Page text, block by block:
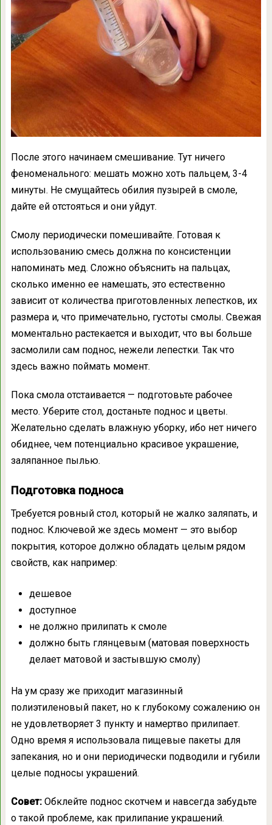
После этого начинаем смешивание. Тут ничего
феноменального: мешать можно хоть пальцем, 3-4
минуты. Не смущайтесь обилия пузырей в смоле,
дайте ей отстояться и они уйдут.
Смолу периодически помешивайте. Готовая к
использованию смесь должна по консистенции
напоминать мед. Сложно объяснить на пальцах,
сколько именно ее намешать, это естественно
зависит от количества приготовленных лепестков, их
размера и, что примечательно, густоты смолы. Свежая
моментально растекается и выходит, что вы больше
засмолили сам поднос, нежели лепестки. Так что
здесь важно поймать момент.
Пока смола отстаивается — подготовьте рабочее
место. Уберите стол, достаньте поднос и цветы.
Желательно сделать влажную уборку, ибо нет ничего
обиднее, чем потенциально красивое украшение,
заляпанное пылью.
Подготовка подноса
Требуется ровный стол, который не жалко заляпать, и
поднос. Ключевой же здесь момент — это выбор
покрытия, которое должно обладать целым рядом
свойств, как например:
дешевое
доступное
не должно прилипать к смоле
должно быть глянцевым (матовая поверхность
делает матовой и застывшую смолу)
На ум сразу же приходит магазинный
полиэтиленовый пакет, но к глубокому сожалению он
не удовлетворяет 3 пункту и намертво прилипает.
Одно время я использовала пищевые пакеты для
запекания, но и они периодически подводили и губили
целые подносы украшений.
Совет:Обклейте поднос скотчем и навсегда забудьте
о такой проблеме, как прилипание украшений.